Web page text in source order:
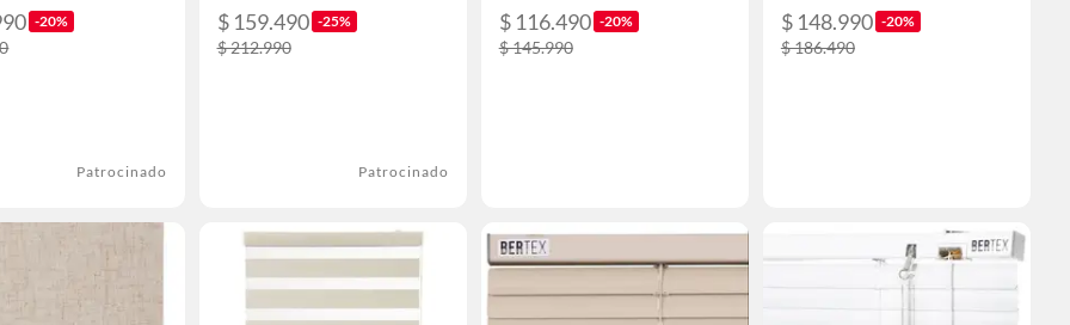
-20%
Patrocinado
$ 159.490 -25%
$ 212.990
Patrocinado
$ 116.490 -20%
$ 145.990
$ 148.990 -20%
$ 186.490